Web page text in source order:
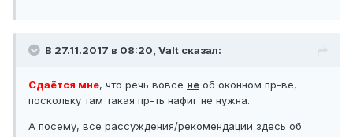
В 27.11.2017 в 08:20, Valt сказал:
Сдаётся мне, что речь вовсе не об оконном пр-ве,
поскольку там такая пр-ть нафиг не нужна.
А посему, все рассуждения/рекомендации здесь об